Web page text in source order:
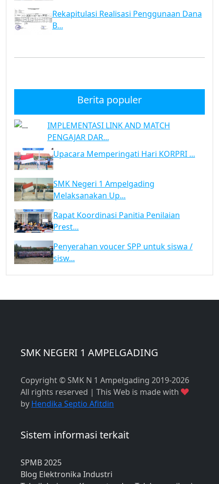
Rekapitulasi Realisasi Penggunaan Dana
B...
Berita populer
IMPLEMENTASI LINK AND MATCH
PENGAJAR DAR...
Upacara Memperingati Hari KORPRI ...
SMK Negeri 1 Ampelgading
Melaksanakan Up...
Rapat Koordinasi Panitia Penilaian
Prest...
Penyerahan voucer SPP untuk siswa /
sisw...
SMK NEGERI 1 AMPELGADING
Copyright © SMK N 1 Ampelgading 2019-2026
All rights reserved | This Web is made with
by Hendika Septio Afitdin
Sistem informasi terkait
SPMB 2025
Blog Elektronika Industri